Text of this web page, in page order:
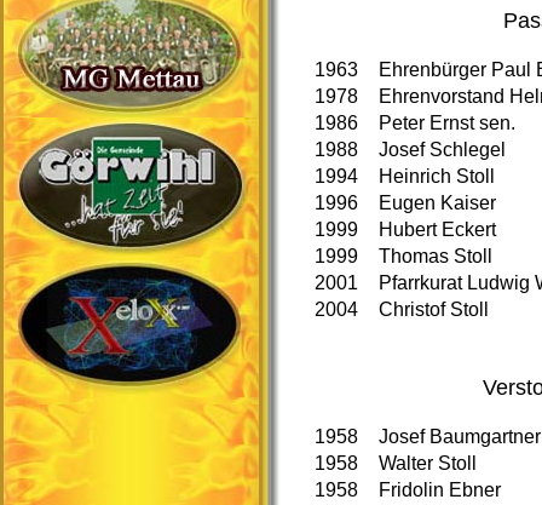
1963
Ehrenbürger Paul
1978
Ehrenvorstand
1986
Peter Ernst sen.
1988
Josef Schlegel
1994
Heinrich Stoll
1996
Eugen Kaiser
1999
Hubert Eckert
1999
Thomas Stoll
2001
Pfarrkurat Ludwig
2004
Christof Stoll
1958
Josef Baumgartner
1958
Walter Stoll
1958
Fridolin Ebner